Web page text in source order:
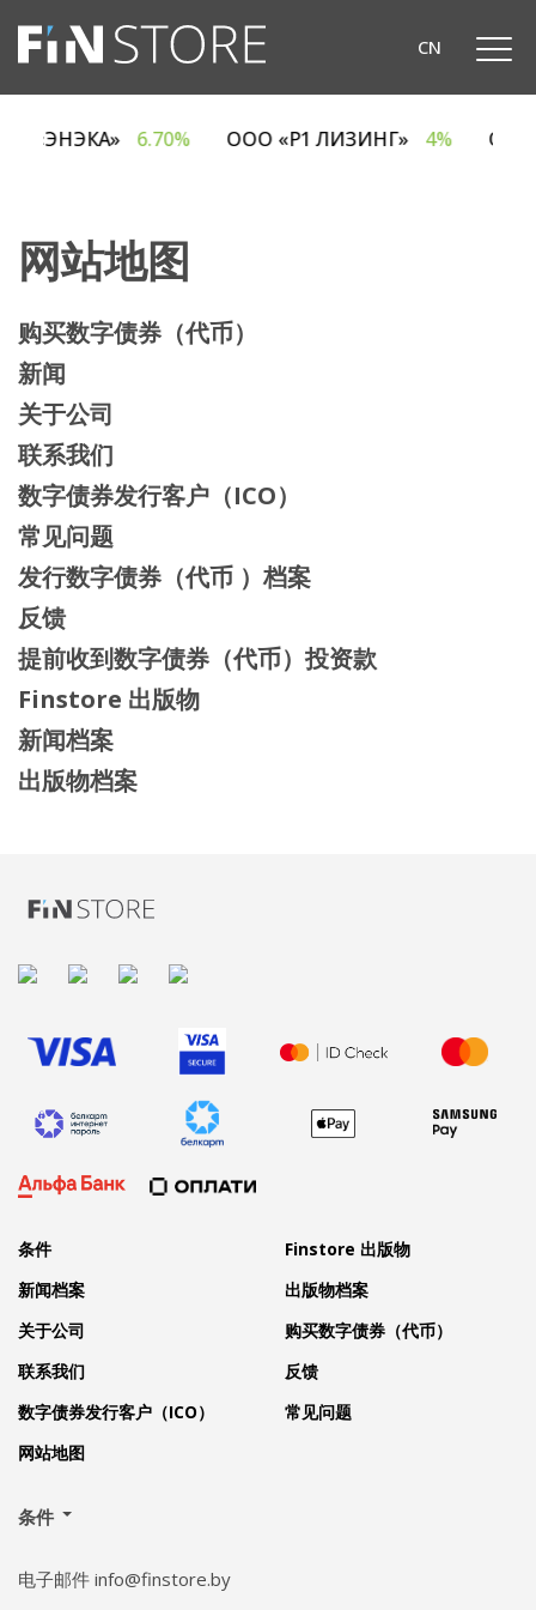
CN
«ЭНЭКА» 6.70% ООО «Р1 ЛИЗИНГ» 4%
网站地图
购买数字债券（代币）
新闻
关于公司
联系我们
数字债券发行客户（ICO）
常见问题
发行数字债券（代币 ）档案
反馈
提前收到数字债券（代币）投资款
Finstore 出版物
新闻档案
出版物档案
条件
Finstore 出版物
新闻档案
出版物档案
关于公司
购买数字债券（代币）
联系我们
反馈
数字债券发行客户（ICO）
常见问题
网站地图
条件
电子邮件 info@finstore.by